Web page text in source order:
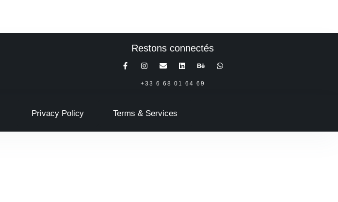
Restons connectés
+33 6 68 01 64 69
Privacy Policy Terms & Services